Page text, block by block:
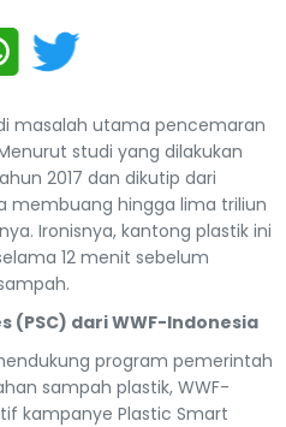
masalah utama pencemaran
studi yang dilakukan
2017 dan dikutip dari
membuang hingga lima triliun
Ironisnya, kantong plastik ini
12 menit sebelum
(PSC) dari WWF-Indonesia
program pemerintah
sampah plastik, WWF-
kampanye Plastic Smart